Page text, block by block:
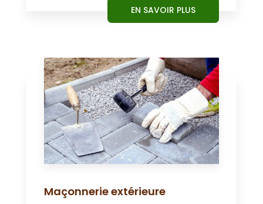
EN SAVOIR PLUS
Maçonnerie extérieure